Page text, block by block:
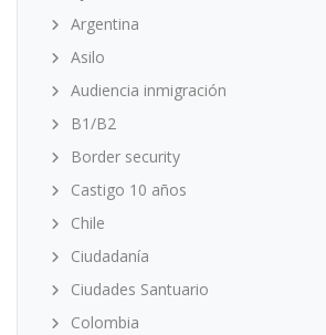
Argentina
Asilo
Audiencia inmigración
B1/B2
Border security
Castigo 10 años
Chile
Ciudadanía
Ciudades Santuario
Colombia